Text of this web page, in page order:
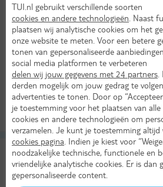
Frankrijk Côte d'Azur Var St. Aygulf
KASSAKORTING
25°
in sep
Za 26 sep 2026
5 dagen (4 nachten)
Eigen vervoer
Logies
per
10
Uitstekend
Van der Valk St. Aygulf
TUI classificatie
Frankrijk Côte d'Azur Var St. Aygulf
TUI.nl gebruikt verschillende soorten
cookies en andere technologieën . Naast
plaatsen wij analytische cookies om het
onze website te meten. Voor een betere
tonen van gepersonaliseerde
social media platformen te verbeteren
delen wij jouw gegevens met 24 partners
derden mogelijk om jouw gedrag te
advertenties te tonen. Door op
je toestemming voor het plaatsen van
cookies en andere technologieën om
verzamelen. Je kunt je toestemming
cookies pagina . Indien je kiest voor
noodzakelijke technische, functionele en
vriendelijke analytische cookies. Er is dan
gepersonaliseerde content.